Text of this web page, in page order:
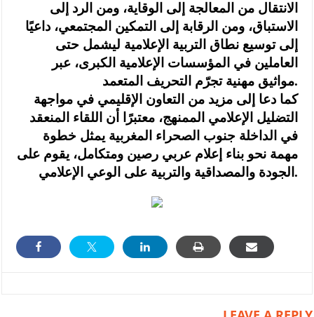
الانتقال من المعالجة إلى الوقاية، ومن الرد إلى
الاستباق، ومن الرقابة إلى التمكين المجتمعي، داعيًا
إلى توسيع نطاق التربية الإعلامية ليشمل حتى
العاملين في المؤسسات الإعلامية الكبرى، عبر
مواثيق مهنية تجرّم التحريف المتعمد.
كما دعا إلى مزيد من التعاون الإقليمي في مواجهة
التضليل الإعلامي الممنهج، معتبرًا أن اللقاء المنعقد
في الداخلة جنوب الصحراء المغربية يمثل خطوة
مهمة نحو بناء إعلام عربي رصين ومتكامل، يقوم على
الجودة والمصداقية والتربية على الوعي الإعلامي.